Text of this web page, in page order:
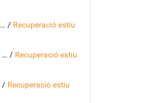
… / Recuperació estiu
… / Recuperació estiu
/ Recuperació estiu